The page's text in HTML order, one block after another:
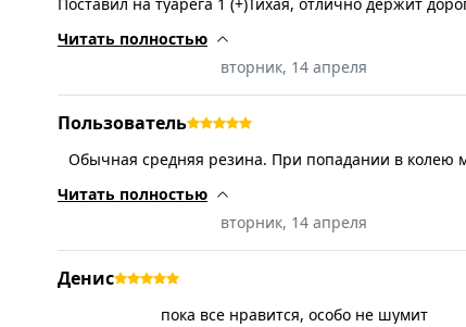
Читать полностью
вторник, 14 апреля
Пользователь
Обычная средняя резина. При попадании в колею
Остальное вроде пока норм.
Читать полностью
вторник, 14 апреля
Денис
пока все нравится, особо не шумит